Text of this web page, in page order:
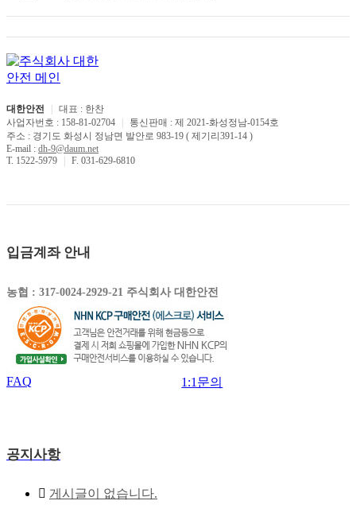
대한안전 | 대표 : 한찬
사업자번호 : 158-81-02704
|
통신판매 : 제 2021-화성정남-0154호
주소 : 경기도 화성시 정남면 발안로 983-19 ( 제기리391-14 )
E-mail : dh-9@daum.net
T. 1522-5979
| F. 031-629-6810
입금계좌 안내
농협 : 317-0024-2929-21 주식회사 대한안전
FAQ 1:1문의
공지사항
게시글이 없습니다.